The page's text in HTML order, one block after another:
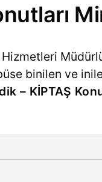
binilen ve
– KİPTAŞ